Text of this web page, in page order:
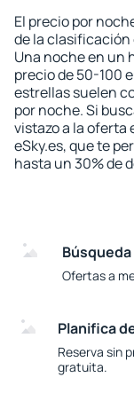
El precio por
de la clasificación
Una noche en un
precio de 50-100
estrellas suelen
por noche. Si
vistazo a la oferta
eSky.es, que te
hasta un 30% de
Ofertas a
Planifica
Reserva sin
gratuita.